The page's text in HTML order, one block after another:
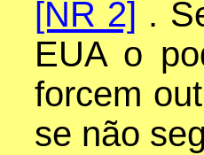
[NR 2] .
EUA o
forcem
se não